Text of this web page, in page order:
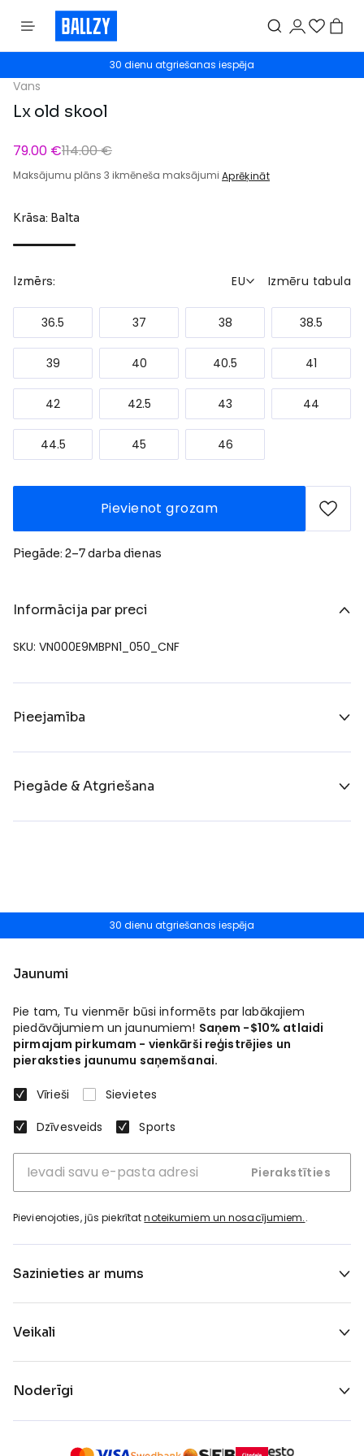
30 dienu atgriešanas iespēja
Vans
Lx old skool
79.00 €114.00 €
Maksājumu plāns 3 ikmēneša maksājumi Aprēķināt
Krāsa: Balta
Izmērs: EU Izmēru tabula
36.5 37 38 38.5
39 40 40.5 41
42 42.5 43 44
44.5 45 46
Pievienot grozam
Piegāde: 2–7 darba dienas
Informācija par preci
SKU: VN000E9MBPN1_050_CNF
Pieejamība
Piegāde & Atgriešana
30 dienu atgriešanas iespēja
Jaunumi
Pie tam, Tu vienmēr būsi informēts par labākajiem
piedāvājumiem un jaunumiem! Saņem -$10% atlaidi
pirmajam pirkumam - vienkārši reģistrējies un
pieraksties jaunumu saņemšanai.
Vīrieši
Sievietes
Dzīvesveids
Sports
Pierakstīties
Pievienojoties, jūs piekrītatnoteikumiem un nosacījumiem..
Sazinieties ar mums
Veikali
Noderīgi